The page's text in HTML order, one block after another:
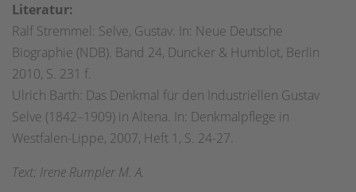
Literatur:
Ralf Stremmel: Selve, Gustav. In: Neue Deutsche
Biographie (NDB). Band 24, Duncker & Humblot, Berlin
2010, S. 231 f.
Ulrich Barth: Das Denkmal für den Industriellen Gustav
Selve (1842–1909) in Altena. In: Denkmalpflege in
Westfalen-Lippe, 2007, Heft 1, S. 24-27.
Text: Irene Rumpler M. A.